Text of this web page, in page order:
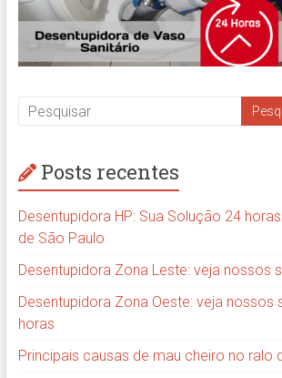
Posts recentes
Desentupidora HP: Sua Solução 24
de São Paulo
Desentupidora Zona Leste: veja nossos
Desentupidora Zona Oeste: veja nossos
horas
Principais causas de mau cheiro no ralo